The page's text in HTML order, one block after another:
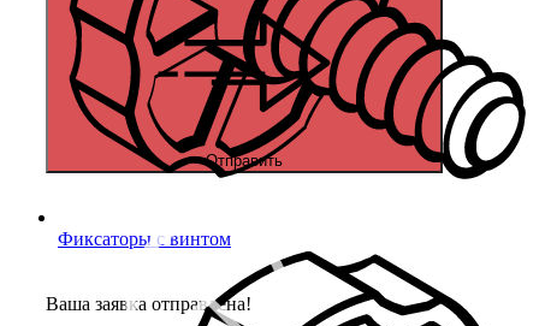
Фиксаторы с винтом
Отправить
Ваша заявка отправлена!